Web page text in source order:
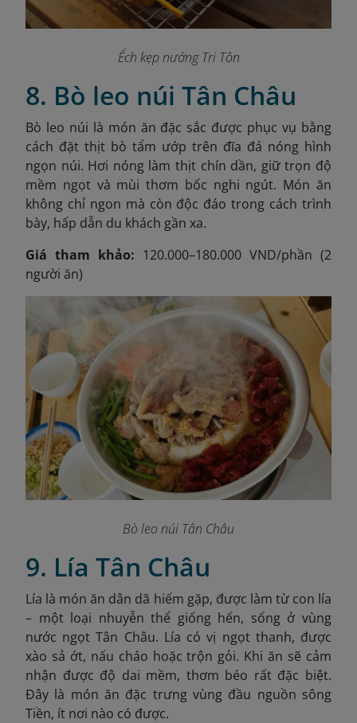
Ếch kẹp nướng Tri Tôn
8. Bò leo núi Tân Châu
Bò leo núi là món ăn đặc sắc được phục vụ bằng
cách đặt thịt bò tẩm ướp trên đĩa đá nóng hình
ngọn núi. Hơi nóng làm thịt chín dần, giữ trọn độ
mềm ngọt và mùi thơm bốc nghi ngút. Món ăn
không chỉ ngon mà còn độc đáo trong cách trình
bày, hấp dẫn du khách gần xa.
Giá tham khảo: 120.000–180.000 VND/phần (2
người ăn)
Bò leo núi Tân Châu
9. Lía Tân Châu
Lía là món ăn dân dã hiếm gặp, được làm từ con lía
– một loại nhuyễn thể giống hến, sống ở vùng
nước ngọt Tân Châu. Lía có vị ngọt thanh, được
xào sả ớt, nấu cháo hoặc trộn gỏi. Khi ăn sẽ cảm
nhận được độ dai mềm, thơm béo rất đặc biệt.
Đây là món ăn đặc trưng vùng đầu nguồn sông
Tiền, ít nơi nào có được.